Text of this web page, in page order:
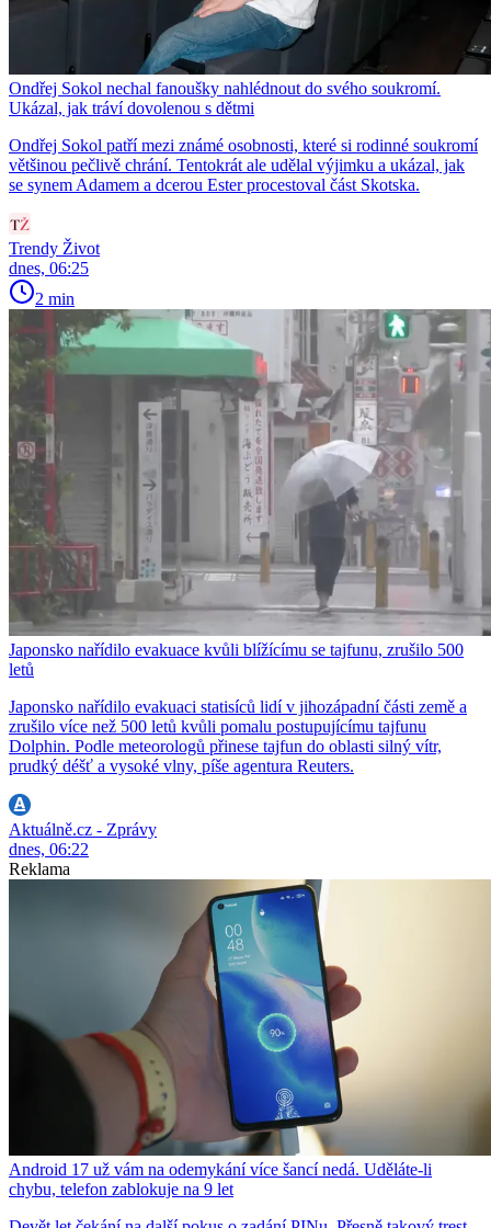
Ondřej Sokol nechal fanoušky nahlédnout do svého soukromí.
Ukázal, jak tráví dovolenou s dětmi
Ondřej Sokol patří mezi známé osobnosti, které si rodinné soukromí
většinou pečlivě chrání. Tentokrát ale udělal výjimku a ukázal, jak
se synem Adamem a dcerou Ester procestoval část Skotska.
Trendy Život
dnes, 06:25
2 min
Japonsko nařídilo evakuace kvůli blížícímu se tajfunu, zrušilo 500
letů
Japonsko nařídilo evakuaci statisíců lidí v jihozápadní části země a
zrušilo více než 500 letů kvůli pomalu postupujícímu tajfunu
Dolphin. Podle meteorologů přinese tajfun do oblasti silný vítr,
prudký déšť a vysoké vlny, píše agentura Reuters.
Aktuálně.cz - Zprávy
dnes, 06:22
Reklama
Android 17 už vám na odemykání více šancí nedá. Uděláte-li
chybu, telefon zablokuje na 9 let